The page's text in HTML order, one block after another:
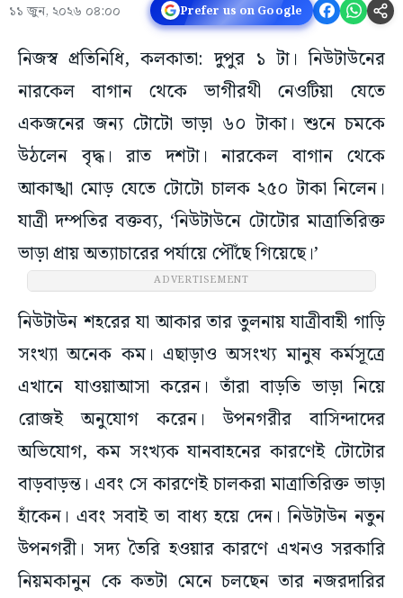
১১ জুন, ২০২৬ ০৪:০০ Prefer us on Google
নিজস্ব প্রতিনিধি, কলকাতা: দুপুর ১ টা। নিউটাউনের
নারকেল বাগান থেকে ভাগীরথী নেওটিয়া যেতে
একজনের জন্য টোটো ভাড়া ৬০ টাকা। শুনে চমকে
উঠলেন বৃদ্ধ। রাত দশটা। নারকেল বাগান থেকে
আকাঙ্খা মোড় যেতে টোটো চালক ২৫০ টাকা নিলেন।
যাত্রী দম্পতির বক্তব্য, ‘নিউটাউনে টোটোর মাত্রাতিরিক্ত
ভাড়া প্রায় অত্যাচারের পর্যায়ে পৌঁছে গিয়েছে।’
ADVERTISEMENT
নিউটাউন শহরের যা আকার তার তুলনায় যাত্রীবাহী গাড়ি
সংখ্যা অনেক কম। এছাড়াও অসংখ্য মানুষ কর্মসূত্রে
এখানে যাওয়াআসা করেন। তাঁরা বাড়তি ভাড়া নিয়ে
রোজই অনুযোগ করেন। উপনগরীর বাসিন্দাদের
অভিযোগ, কম সংখ্যক যানবাহনের কারণেই টোটোর
বাড়বাড়ন্ত। এবং সে কারণেই চালকরা মাত্রাতিরিক্ত ভাড়া
হাঁকেন। এবং সবাই তা বাধ্য হয়ে দেন। নিউটাউন নতুন
উপনগরী। সদ্য তৈরি হওয়ার কারণে এখনও সরকারি
নিয়মকানুন কে কতটা মেনে চলছেন তার নজরদারির